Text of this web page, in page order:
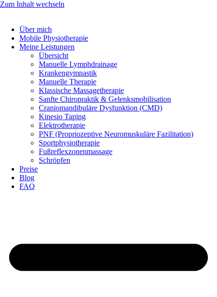
Zum Inhalt wechseln
Über mich
Mobile Physiotherapie
Meine Leistungen
Übersicht
Manuelle Lymphdrainage
Krankengymnastik
Manuelle Therapie
Klassische Massagetherapie
Sanfte Chiropraktik & Gelenksmobilisation
Craniomandibuläre Dysfunktion (CMD)
Kinesio Taping
Elektrotherapie
PNF (Propriozeptive Neuromuskuläre Fazilitation)
Sportphysiotherapie
Fußreflexzonenmassage
Schröpfen
Preise
Blog
FAQ